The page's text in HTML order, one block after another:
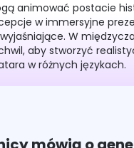
animować postacie
w immersyjne
W
aby stworzyć
w różnych językach.